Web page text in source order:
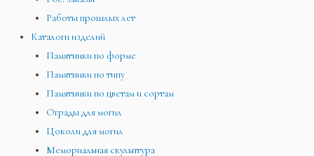
Работы прошлых лет
Каталоги изделий
Памятники по форме
Памятники по типу
Памятники по цветам и сортам
Ограды для могил
Цоколи для могил
Мемориальная скульптура